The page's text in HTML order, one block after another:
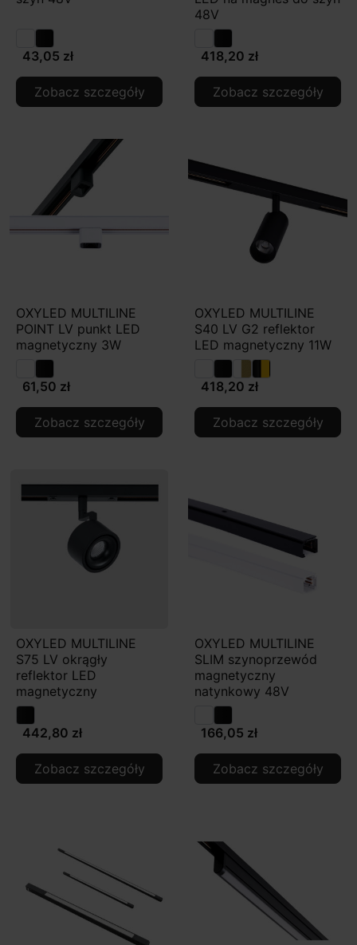
43,05 zł
Zobacz szczegóły
48V
418,20 zł
Zobacz szczegóły
OXYLED MULTILINE
POINT LV punkt LED
magnetyczny 3W
61,50 zł
Zobacz szczegóły
OXYLED MULTILINE
S40 LV G2 reflektor
LED magnetyczny 11W
418,20 zł
Zobacz szczegóły
OXYLED MULTILINE
S75 LV okrągły
reflektor LED
magnetyczny
442,80 zł
Zobacz szczegóły
OXYLED MULTILINE
SLIM szynoprzewód
magnetyczny
natynkowy 48V
166,05 zł
Zobacz szczegóły